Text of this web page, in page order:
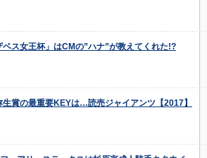
ベス女王杯」はCMの”ハナ”が教えてくれた!?
生賞の最重要KEYは…読売ジャイアンツ【2017】